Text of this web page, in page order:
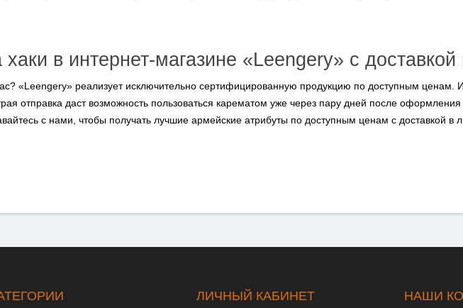
в интернет-магазине «Leengery» с доставкой
«Leengery» реализует исключительно сертифицированную продукцию по доступным ценам.
отправка даст возможность пользоваться карематом уже через пару дней после оформления
с нами, чтобы получать лучшие армейские атрибуты по доступным ценам с доставкой в
ЛИЧНЫЙ КАБИНЕТ НАШИ